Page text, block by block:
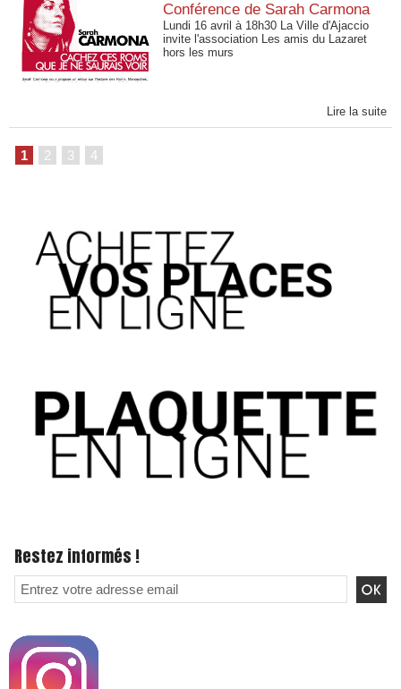
Conférence de Sarah Carmona
Lundi 16 avril à 18h30 La Ville d'Ajaccio
invite l'association Les amis du Lazaret
hors les murs
Lire la suite
1 2 3 4
Restez informés !